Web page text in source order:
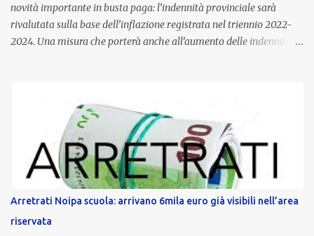
novità importante in busta paga: l’indennità provinciale sarà
rivalutata sulla base dell’inflazione registrata nel triennio 2022-
2024. Una misura che porterà anche all’aumento delle indennità di
dedicato alle donne vittime di violenza di genere, in linea con la
normativa nazionale e con l’obiettivo di offrire maggiore tutela e
supporto in situazioni delicate. L’indennità provinciale per i docenti
è un unicum in Italia: si tratta di una misura esclusiva della
Provincia autonoma di Bolzano, che integra in maniera stabile lo
stipendio nazionale grazie alle prerogative garantite
dall’autonomia locale. Non è un bonus temporaneo né un
compenso accessorio, ma una voce strutturale di retribuzione,
Arretrati Noipa scuola: arrivano 6mila euro già visibili nell’area
riservata